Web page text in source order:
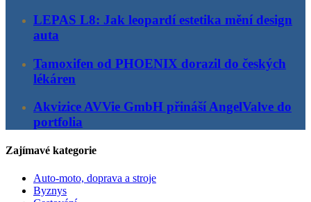
LEPAS L8: Jak leopardí estetika mění design
auta
Tamoxifen od PHOENIX dorazil do českých
lékáren
Akvizice AVVie GmbH přináší AngelValve do
portfolia
Zajímavé kategorie
Auto-moto, doprava a stroje
Byznys